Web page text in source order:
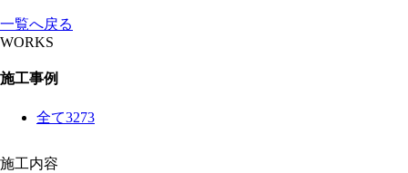
一覧へ戻る
WORKS
施工事例
全て3273
施工内容